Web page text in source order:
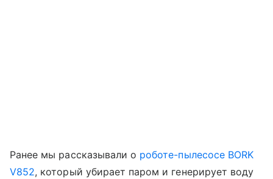
Ранее мы рассказывали о роботе-пылесосе BORK
V852, который убирает паром и генерирует воду